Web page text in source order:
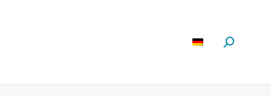
Suchen: